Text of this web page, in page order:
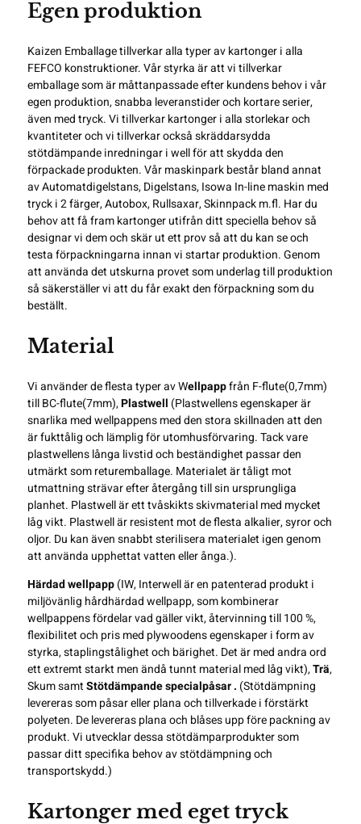
Egen produktion
Kaizen Emballage tillverkar alla typer av kartonger i alla
FEFCO konstruktioner. Vår styrka är att vi tillverkar
emballage som är måttanpassade efter kundens behov i vår
egen produktion, snabba leveranstider och kortare serier,
även med tryck. Vi tillverkar kartonger i alla storlekar och
kvantiteter och vi tillverkar också skräddarsydda
stötdämpande inredningar i well för att skydda den
förpackade produkten. Vår maskinpark består bland annat
avAutomatdigelstans, Digelstans,Isowa In-line maskin med
tryck i 2 färger, Autobox, Rullsaxar,Skinnpackm.fl. Har du
behov att få fram kartonger utifrån ditt speciella behov så
designar vi dem och skär ut ett prov så att du kan se och
testa förpackningarna innan vi startar produktion. Genom
att använda det utskurna provet som underlag tillproduktion
så säkerställer vi att du får exakt den förpackning som du
beställt.
Material
Vi använder de flesta typer av Wellpappfrån F-flute(0,7mm)
till BC-flute(7mm),Plastwell (Plastwellens egenskaper är
snarlika med wellpappens med den stora skillnaden att den
är fukttålig och lämplig för utomhusförvaring. Tack vare
plastwellens långa livstid och beständighet passar den
utmärkt som returemballage. Materialet är tåligt mot
utmattning strävar efter återgång till sin ursprungliga
planhet. Plastwell är ett tvåskikts skivmaterial med mycket
låg vikt. Plastwell är resistent mot de flesta alkalier, syror och
oljor. Du kan även snabbt sterilisera materialet igen genom
att använda upphettat vatten eller ånga.).
Härdad wellpapp(IW, Interwell är en patenterad produkt i
miljövänlig hårdhärdad wellpapp, som kombinerar
wellpappens fördelar vad gäller vikt, återvinning till 100 %,
flexibilitet och pris med plywoodens egenskaper i form av
styrka, staplingstålighet och bärighet. Det är med andra ord
ett extremt starkt men ändå tunnt material med låg vikt),Trä,
Skum samtStötdämpande specialpåsar . (Stötdämpning
levereras som påsar eller plana och tillverkade i förstärkt
polyeten. De levereras plana och blåses upp före packning av
produkt. Vi utvecklar dessa stötdämparprodukter som
passar ditt specifika behov av stötdämpning och
transportskydd.)
Kartonger med eget tryck